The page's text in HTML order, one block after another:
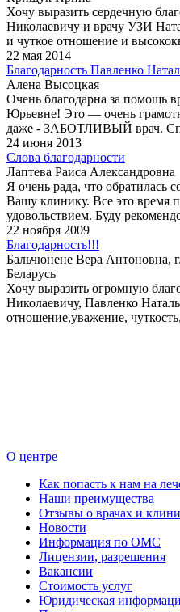
Хочу выразить сердечную
Николаевичу и врачу УЗИ
и чуткое отношение и
22 мая 2014
Благодарность Павленко
Алена Высоцкая
Очень благодарна за помощь
Юрьевне! Это — очень
даже - ЗАБОТЛИВЫЙ врач.
24 июня 2013
Слова благодарности
Лаптева Раиса Александровна
Я очень рада, что обратилась
Вашу клинику. Все это время
удовольствием. Буду
22 ноября 2009
Благодарность!!!
Бальчюнене Вера Антоновна,
Беларусь
Хочу выразить огромную
Николаевичу, Павленко
отношение,уважение,
О центре
Как попасть к нам на
Наши преимущества
Отзывы о врачах и
Новости
Информация по ОМС
Лицензии, разрешения
Вакансии
Стоимость услуг
Юридическая